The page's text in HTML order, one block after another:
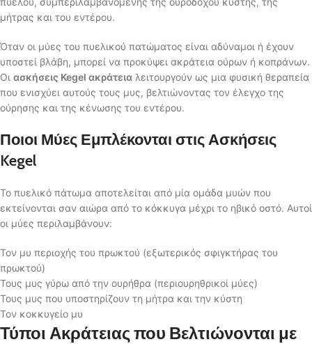
μήτρας και του εντέρου.
Όταν οι μύες του πυελικού πατώματος είναι αδύναμοι ή έχουν
υποστεί βλάβη, μπορεί να προκύψει ακράτεια ούρων ή κοπράνων.
Οι ασκήσεις Kegel ακράτεια λειτουργούν ως μια φυσική θεραπεία
που ενισχύει αυτούς τους μυς, βελτιώνοντας τον έλεγχο της
ούρησης και της κένωσης του εντέρου.
Ποιοι Μύες Εμπλέκονται στις Ασκήσεις
Kegel
Το πυελικό πάτωμα αποτελείται από μία ομάδα μυών που
εκτείνονται σαν αιώρα από το κόκκυγα μέχρι το ηβικό οστό. Αυτοί
οι μύες περιλαμβάνουν:
Τον μυ περιοχής του πρωκτού (εξωτερικός σφιγκτήρας του
πρωκτού)
Τους μυς γύρω από την ουρήθρα (περιουρηθρικοί μύες)
Τους μυς που υποστηρίζουν τη μήτρα και την κύστη
Τον κοκκυγείο μυ
Τύποι Ακράτειας που Βελτιώνονται με